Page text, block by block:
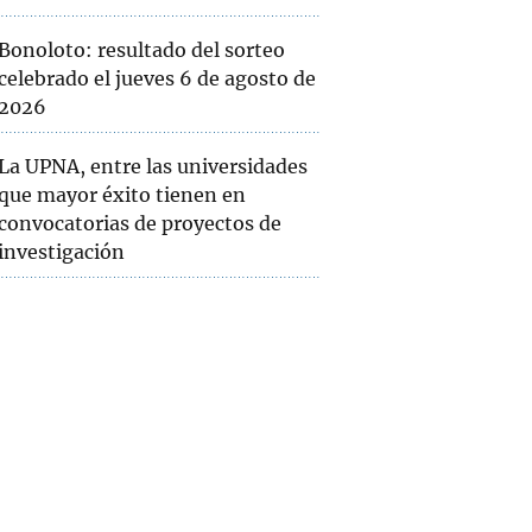
resultado del sorteo
el jueves 6 de agosto de
UPNA, entre las universidades
mayor éxito tienen en
de proyectos de